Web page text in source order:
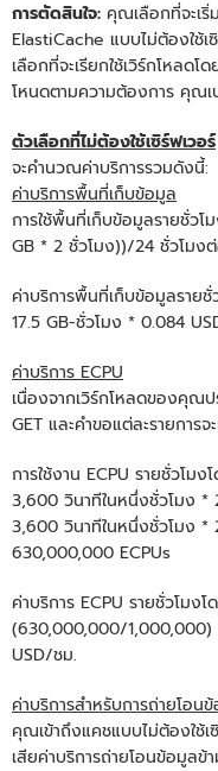
การตัดสินใจ: คุณเลือกที่จะเ
ElastiCache แบบไม่ต้องใช้
เลือกที่จะเรียกใช้เวิร์กโหลด
โหนดตามความต้องการ คุณ
ตัวเลือกที่ไม่ต้องใช้เซิร์ฟเวอร์
จะคำนวณค่าบริการรวมดังนี้:
ค่าบริการพื้นที่เก็บข้อมูล
การใช้พื้นที่เก็บข้อมูลรายชั่วโ
GB * 2 ชั่วโมง))/24 ชั่วโมง
ค่าบริการพื้นที่เก็บข้อมูลรายชั่
17.5 GB-ชั่วโมง * 0.084
ค่าบริการ ECPU
เนื่องจากเวิร์กโหลดของคุณ
GET และคําขอแต่ละรายการ
การใช้งาน ECPU รายชั่วโม
3,600 วินาทีในหนึ่งชั่วโมง *
3,600 วินาทีในหนึ่งชั่วโมง *
630,000,000 ECPUs
ค่าบริการ ECPU รายชั่วโมงโ
(630,000,000/1,000,000)
USD/ชม.
ค่าบริการสำหรับการถ่ายโอน
คุณเข้าถึงแคชแบบไม่ต้องใช้
เสียค่าบริการถ่ายโอนข้อมูลข้